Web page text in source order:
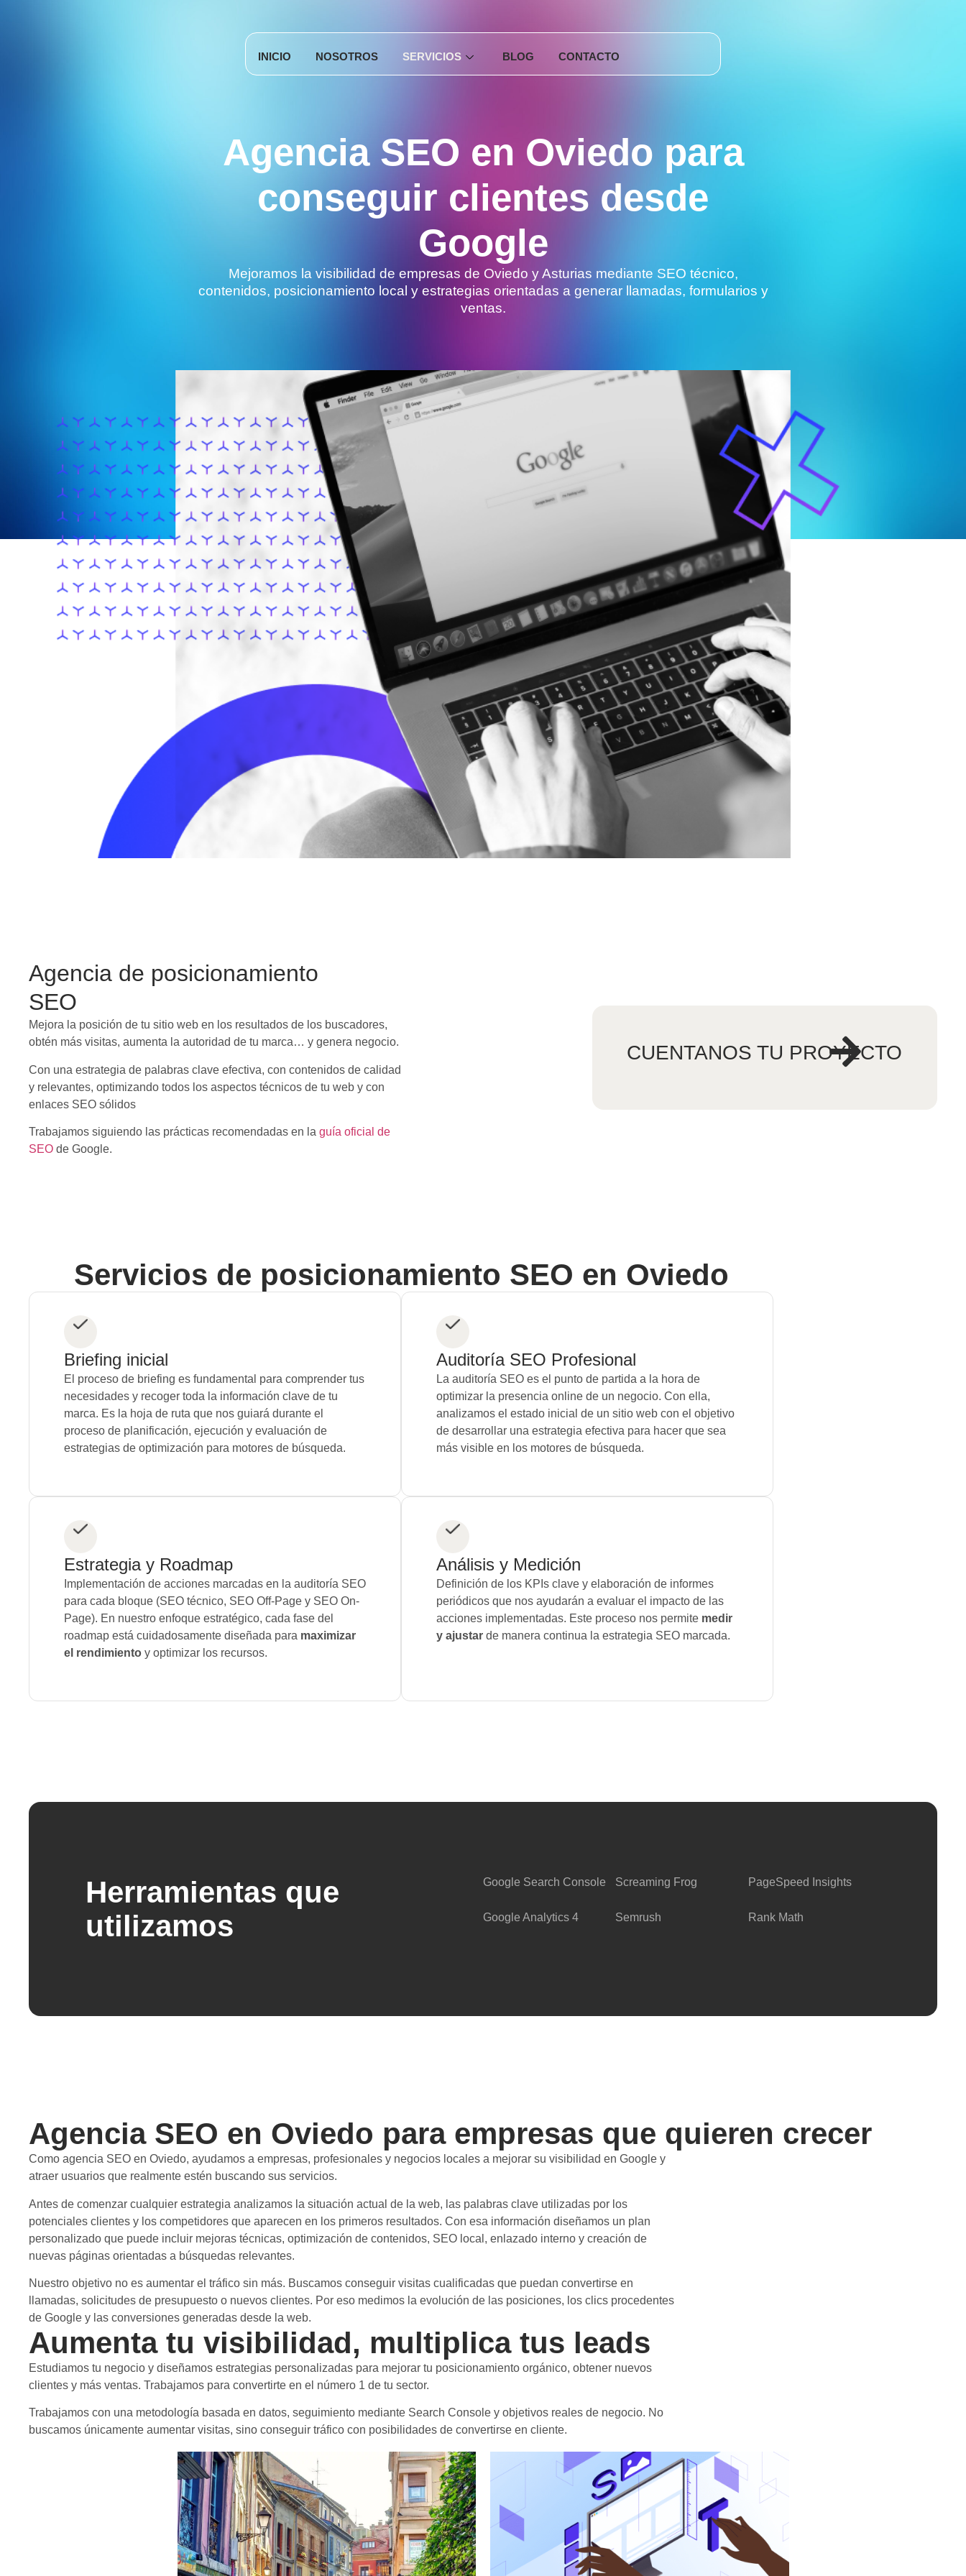
INICIO NOSOTROS SERVICIOS BLOG CONTACTO
Agencia SEO en Oviedo para
conseguir clientes desde
Google
Mejoramos la visibilidad de empresas de Oviedo y Asturias mediante SEO técnico,
contenidos, posicionamiento local y estrategias orientadas a generar llamadas, formularios y
ventas.
Agencia de posicionamiento
SEO
Mejora la posición de tu sitio web en los resultados de los buscadores,
obtén más visitas, aumenta la autoridad de tu marca… y genera negocio.
Con una estrategia de palabras clave efectiva, con contenidos de calidad
y relevantes, optimizando todos los aspectos técnicos de tu web y con
enlaces SEO sólidos
Trabajamos siguiendo las prácticas recomendadas en la guía oficial de
SEO de Google.
CUENTANOS TU PROYECTO
Servicios de posicionamiento SEO en Oviedo
Briefing inicial
El proceso de briefing es fundamental para comprender tus
necesidades y recoger toda la información clave de tu
marca. Es la hoja de ruta que nos guiará durante el
proceso de planificación, ejecución y evaluación de
estrategias de optimización para motores de búsqueda.
Auditoría SEO Profesional
La auditoría SEO es el punto de partida a la hora de
optimizar la presencia online de un negocio. Con ella,
analizamos el estado inicial de un sitio web con el objetivo
de desarrollar una estrategia efectiva para hacer que sea
más visible en los motores de búsqueda.
Estrategia y Roadmap
Implementación de acciones marcadas en la auditoría SEO
para cada bloque (SEO técnico, SEO Off-Page y SEO On-
Page). En nuestro enfoque estratégico, cada fase del
roadmap está cuidadosamente diseñada para maximizar
el rendimiento y optimizar los recursos.
Análisis y Medición
Definición de los KPIs clave y elaboración de informes
periódicos que nos ayudarán a evaluar el impacto de las
acciones implementadas. Este proceso nos permite medir
y ajustarde manera continua la estrategia SEO marcada.
Herramientas que
utilizamos
Google Search Console Screaming Frog PageSpeed Insights
Google Analytics 4 Semrush Rank Math
Agencia SEO en Oviedo para empresas que quieren crecer
Como agencia SEO en Oviedo, ayudamos a empresas, profesionales y negocios locales a mejorar su visibilidad en Google y
atraer usuarios que realmente estén buscando sus servicios.
Antes de comenzar cualquier estrategia analizamos la situación actual de la web, las palabras clave utilizadas por los
potenciales clientes y los competidores que aparecen en los primeros resultados. Con esa información diseñamos un plan
personalizado que puede incluir mejoras técnicas, optimización de contenidos, SEO local, enlazado interno y creación de
nuevas páginas orientadas a búsquedas relevantes.
Nuestro objetivo no es aumentar el tráfico sin más. Buscamos conseguir visitas cualificadas que puedan convertirse en
llamadas, solicitudes de presupuesto o nuevos clientes. Por eso medimos la evolución de las posiciones, los clics procedentes
de Google y las conversiones generadas desde la web.
Aumenta tu visibilidad, multiplica tus leads
Estudiamos tu negocio y diseñamos estrategias personalizadas para mejorar tu posicionamiento orgánico, obtener nuevos
clientes y más ventas. Trabajamos para convertirte en el número 1 de tu sector.
Trabajamos con una metodología basada en datos, seguimiento mediante Search Console y objetivos reales de negocio. No
buscamos únicamente aumentar visitas, sino conseguir tráfico con posibilidades de convertirse en cliente.